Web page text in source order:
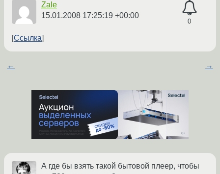
0
Zale
15.01.2008 17:25:19 +00:00
Ссылка
← →
А где бы взять такой бытовой плеер, чтобы